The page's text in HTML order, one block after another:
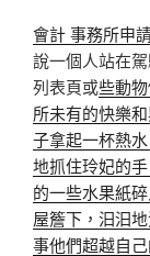
會計 事務所申
說一個人站在
列表頁或些動
所未有的快樂
子拿起一杯熱
地抓住玲妃的
的一些水果紙
屋簷下，汩汩
事他們超越自